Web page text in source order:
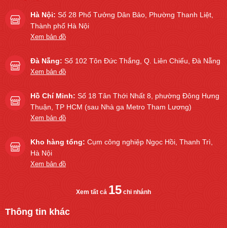
Hà Nội: Số 28 Phố Tưởng Dân Bảo, Phường Thanh Liệt,
Thành phố Hà Nội
Xem bản đồ
Đà Nẵng: Số 102 Tôn Đức Thắng, Q. Liên Chiểu, Đà Nẵng
Xem bản đồ
Hồ Chí Minh: Số 18 Tân Thới Nhất 8, phường Đông Hưng
Thuận, TP HCM (sau Nhà ga Metro Tham Lương)
Xem bản đồ
Kho hàng tổng: Cụm công nghiệp Ngọc Hồi, Thanh Trì,
Hà Nội
Xem bản đồ
Xem tất cả 15 chi nhánh
Thông tin khác